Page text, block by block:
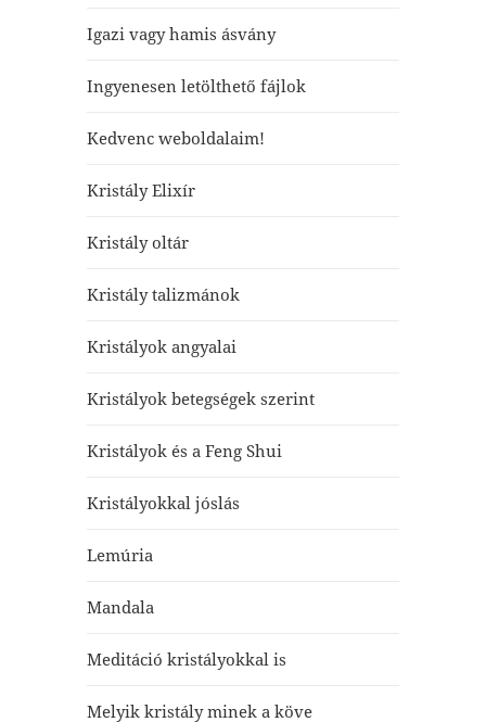
Igazi vagy hamis ásvány
Ingyenesen letölthető fájlok
Kedvenc weboldalaim!
Kristály Elixír
Kristály oltár
Kristály talizmánok
Kristályok angyalai
Kristályok betegségek szerint
Kristályok és a Feng Shui
Kristályokkal jóslás
Lemúria
Mandala
Meditáció kristályokkal is
Melyik kristály minek a köve